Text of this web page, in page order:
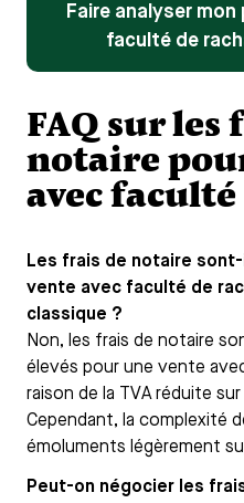
Faire analyser
faculté de
FAQ sur les
notaire
avec
Les frais de notaire
vente avec faculté de
classique ?
Non, les frais de notaire
élevés pour une vente
raison de la TVA réduite
Cependant, la complexité
émoluments légèrement
Peut-on négocier les